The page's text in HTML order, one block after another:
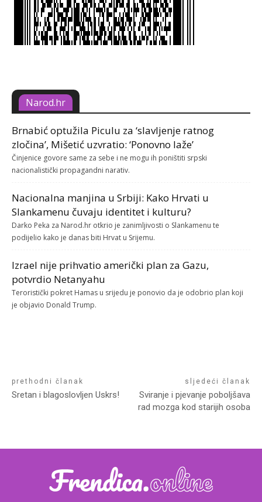
Narod.hr
Brnabić optužila Piculu za ‘slavljenje ratnog
zločina’, Mišetić uzvratio: ‘Ponovno laže’
Činjenice govore same za sebe i ne mogu ih poništiti srpski
nacionalistički propagandni narativ.
Nacionalna manjina u Srbiji: Kako Hrvati u
Slankamenu čuvaju identitet i kulturu?
Darko Peka za Narod.hr otkrio je zanimljivosti o Slankamenu te
podijelio kako je danas biti Hrvat u Srijemu.
Izrael nije prihvatio američki plan za Gazu,
potvrdio Netanyahu
Teroristički pokret Hamas u srijedu je ponovio da je odobrio plan koji
je objavio Donald Trump.
prethodni članak
Sretan i blagoslovljen Uskrs!
sljedeći članak
Sviranje i pjevanje poboljšava
rad mozga kod starijih osoba